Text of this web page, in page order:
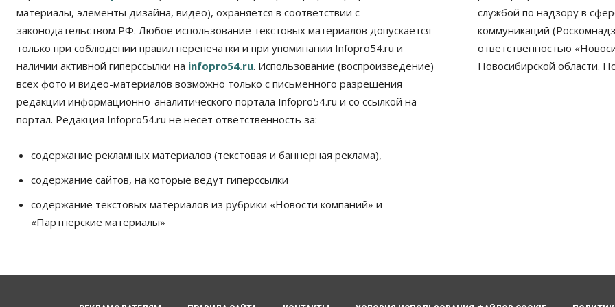
материалы, элементы дизайна, видео), охраняется в соответствии с
законодательством РФ. Любое использование текстовых материалов допускается
только при соблюдении правил перепечатки и при упоминании Infopro54.ru и
наличии активной гиперссылки на infopro54.ru. Использование (воспроизведение)
всех фото и видео-материалов возможно только с письменного разрешения
редакции информационно-аналитического портала Infopro54.ru и со ссылкой на
портал. Редакция Infopro54.ru не несет ответственность за:
содержание рекламных материалов (текстовая и баннерная реклама),
содержание сайтов, на которые ведут гиперссылки
содержание текстовых материалов из рубрики «Новости компаний» и
«Партнерские материалы»
службой по надзору в
коммуникаций
ответственностью
Новосибирской области.